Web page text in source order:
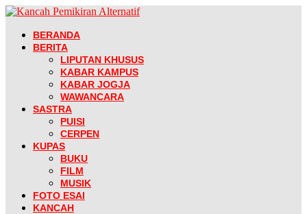
BERANDA
BERITA
LIPUTAN KHUSUS
KABAR KAMPUS
KABAR JOGJA
WAWANCARA
SASTRA
PUISI
CERPEN
KUPAS
BUKU
FILM
MUSIK
FOTO ESAI
KANCAH